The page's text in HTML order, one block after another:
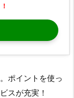
ポイントを使っ
スが充実！